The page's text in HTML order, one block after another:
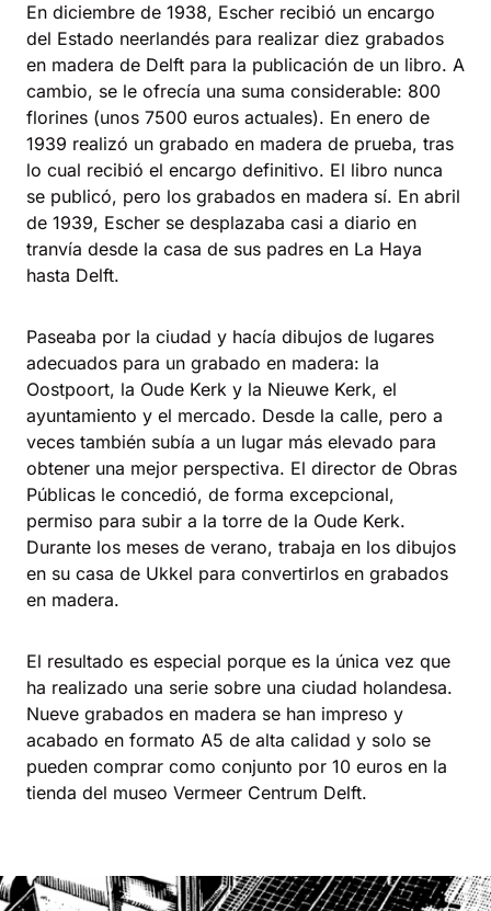
En diciembre de 1938, Escher recibió un encargo
del Estado neerlandés para realizar diez grabados
en madera de Delft para la publicación de un libro. A
cambio, se le ofrecía una suma considerable: 800
florines (unos 7500 euros actuales). En enero de
1939 realizó un grabado en madera de prueba, tras
lo cual recibió el encargo definitivo. El libro nunca
se publicó, pero los grabados en madera sí. En abril
de 1939, Escher se desplazaba casi a diario en
tranvía desde la casa de sus padres en La Haya
hasta Delft.
Paseaba por la ciudad y hacía dibujos de lugares
adecuados para un grabado en madera: la
Oostpoort, la Oude Kerk y la Nieuwe Kerk, el
ayuntamiento y el mercado. Desde la calle, pero a
veces también subía a un lugar más elevado para
obtener una mejor perspectiva. El director de Obras
Públicas le concedió, de forma excepcional,
permiso para subir a la torre de la Oude Kerk.
Durante los meses de verano, trabaja en los dibujos
en su casa de Ukkel para convertirlos en grabados
en madera.
El resultado es especial porque es la única vez que
ha realizado una serie sobre una ciudad holandesa.
Nueve grabados en madera se han impreso y
acabado en formato A5 de alta calidad y solo se
pueden comprar como conjunto por 10 euros en la
tienda del museo Vermeer Centrum Delft.